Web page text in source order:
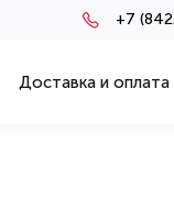
+7
Доставка и оплата